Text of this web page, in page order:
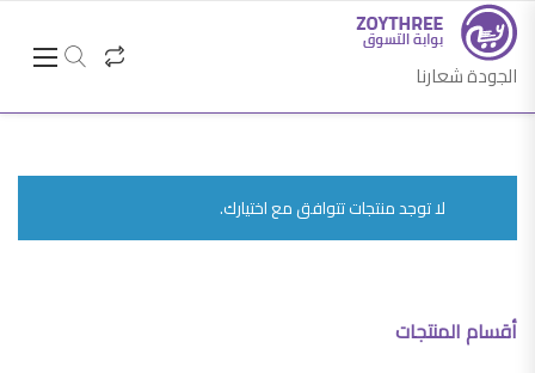
الجودة شعارنا
لا توجد منتجات تتوافق مع اختيارك.
أقسام المنتجات